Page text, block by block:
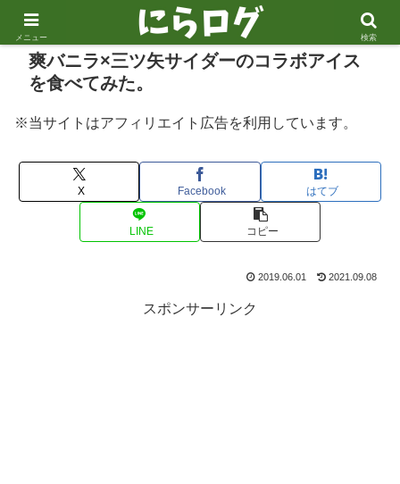
爽バニラ×三ツ矢サイダーのコラボアイス
を食べてみた。
※当サイトはアフィリエイト広告を利用しています。
X Facebook はてブ
LINE コピー
2019.06.01 2021.09.08
スポンサーリンク
メニュー 検索